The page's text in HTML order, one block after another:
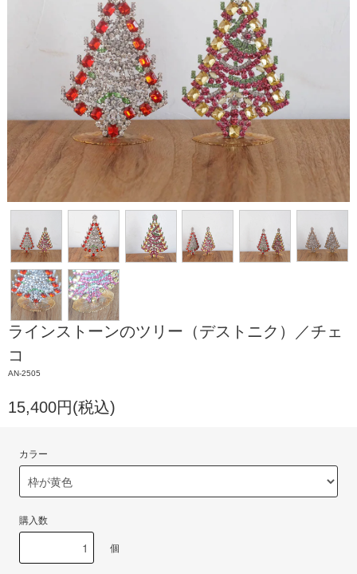
ラインストーンのツリー（デストニク）／チェ
コ
AN-2505
15,400円(税込)
カラー
購入数
個